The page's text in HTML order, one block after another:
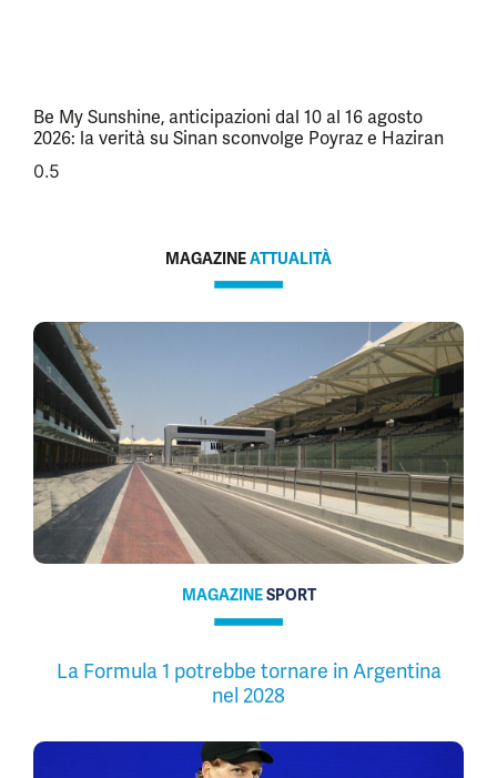
Be My Sunshine, anticipazioni dal 10 al 16 agosto
2026: la verità su Sinan sconvolge Poyraz e Haziran
MAGAZINEATTUALITÀ
MAGAZINESPORT
La Formula 1 potrebbe tornare in Argentina
nel 2028